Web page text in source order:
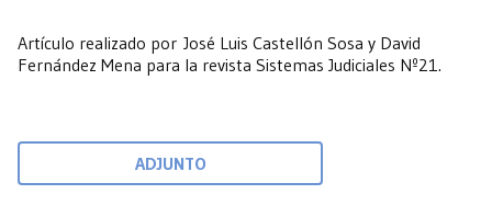
Artículo realizado por José Luis Castellón Sosa y David
Fernández Mena para la revista Sistemas Judiciales Nº21.
ADJUNTO